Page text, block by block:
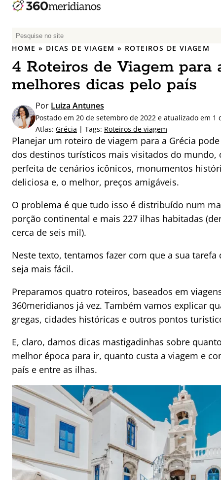
P
e
q
u
i
a
r
p
o
:
HOME » DICAS DE VIAGEM » ROTEIROS DE VIAGEM
4 Roteiros de Viagem para
melhores dicas pelo país
Por Luiza Antunes
Postado em 20 de setembro de 2022 e atualizado em 1
Atlas: Grécia | Tags: Roteiros de viagem
Planejar um roteiro de viagem para a Grécia
dos destinos turísticos mais visitados do mundo,
perfeita de cenários icônicos, monumentos
deliciosa e, o melhor, preços amigáveis.
O problema é que tudo isso é distribuído num
porção continental e mais 227 ilhas habitadas
cerca de seis mil).
Neste texto, tentamos fazer com que a sua tarefa
seja mais fácil.
Preparamos quatro roteiros, baseados em
360meridianos já vez. Também vamos explicar
gregas, cidades históricas e outros pontos
E, claro, damos dicas mastigadinhas sobre
melhor época para ir, quanto custa a viagem e
país e entre as ilhas.